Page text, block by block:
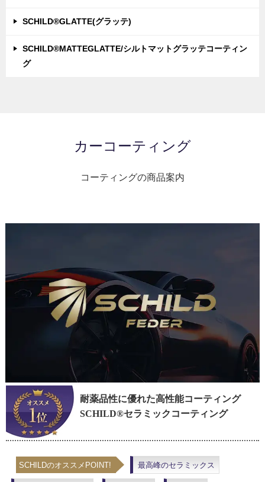
SCHILD®GLATTE(グラッテ)
SCHILD®MATTEGLATTE/シルトマットグラッテコーティン
グ
カーコーティング
コーティングの商品案内
耐薬品性に優れた高性能コーティング
SCHILD®セラミックコーティング
SCHILDのオススメPOINT! 最高峰のセラミックス